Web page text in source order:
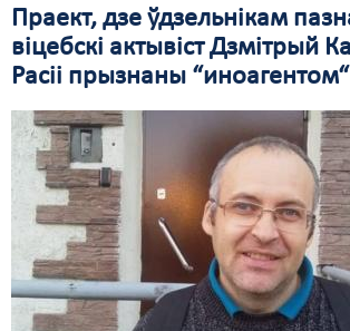
Праект, дзе ўдзельнікам
віцебскі актывіст Дзмітрый
Расіі прызнаны “иноагентом“
Безбар'ернае асяродзьдзе
Выбары
Дзяржава
Дыскрымінацыя
Затрыманьні
Карная псыхіятрыя
КПЧ ААН
Кантакт
Пра нас